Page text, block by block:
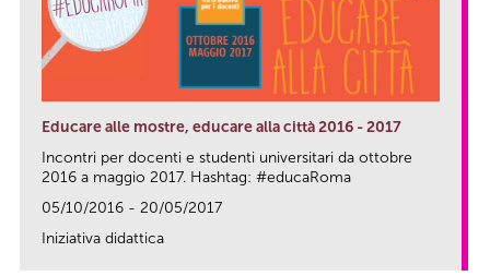
Educare alle mostre, educare alla città 2016 - 2017
Incontri per docenti e studenti universitari da ottobre
2016 a maggio 2017. Hashtag: #educaRoma
05/10/2016 - 20/05/2017
Iniziativa didattica